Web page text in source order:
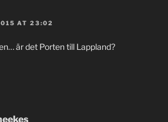
AT 23:02
är det Porten till Lappland?